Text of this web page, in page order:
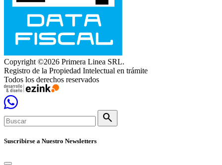
Copyright ©2026 Primera Linea SRL.
Registro de la Propiedad Intelectual en trámite
Todos los derechos reservados
search
Suscribirse a Nuestro Newsletters